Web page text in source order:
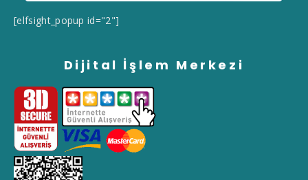
[elfsight_popup id="2"]
Dijital İşlem Merkezi